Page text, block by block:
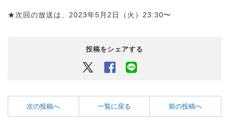
★次回の放送は、2023年5月2日（火）23:30〜
投稿をシェアする
Twitter Facebook
次の投稿へ 一覧に戻る 前の投稿へ